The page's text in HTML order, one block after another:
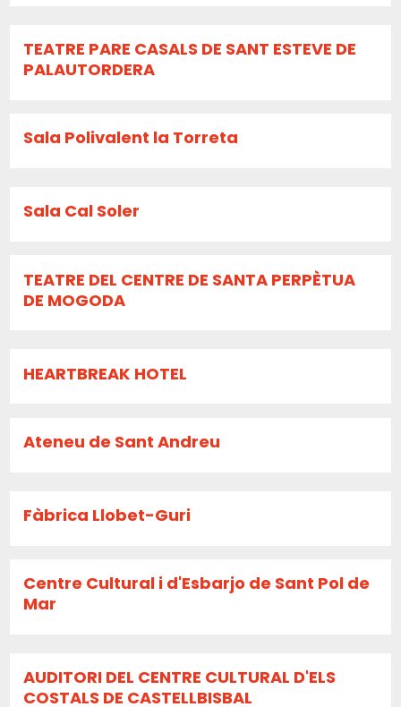
TEATRE PARE CASALS DE SANT ESTEVE DE
PALAUTORDERA
Sala Polivalent la Torreta
Sala Cal Soler
TEATRE DEL CENTRE DE SANTA PERPÈTUA
DE MOGODA
HEARTBREAK HOTEL
Ateneu de Sant Andreu
Fàbrica Llobet-Guri
Centre Cultural i d'Esbarjo de Sant Pol de
Mar
AUDITORI DEL CENTRE CULTURAL D'ELS
COSTALS DE CASTELLBISBAL